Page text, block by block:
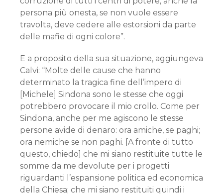
persona più onesta, se non vuole essere
travolta, deve cedere alle estorsioni da parte
delle mafie di ogni colore”.
E a proposito della sua situazione, aggiungeva
Calvi: “Molte delle cause che hanno
determinato la tragica fine dell’impero di
[Michele] Sindona sono le stesse che oggi
potrebbero provocare il mio crollo. Come per
Sindona, anche per me agiscono le stesse
persone avide di denaro: ora amiche, se paghi;
ora nemiche se non paghi. [A fronte di tutto
questo, chiedo] che mi siano restituite tutte le
somme da me devolute per i progetti
riguardanti l’espansione politica ed economica
della Chiesa; che mi siano restituiti quindi i